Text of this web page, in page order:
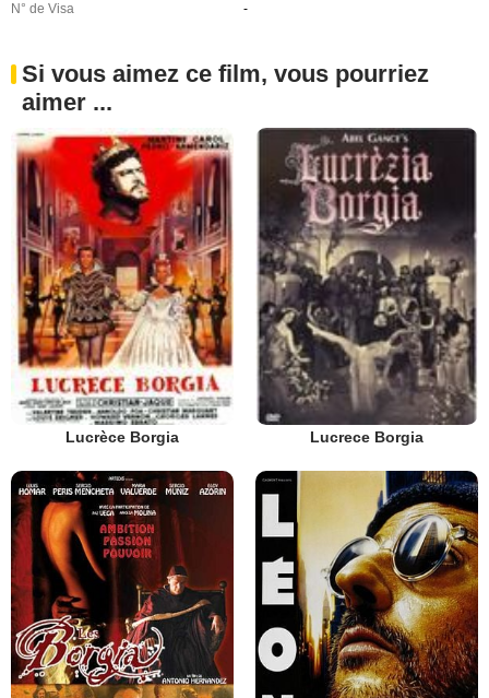
N° de Visa
-
Si vous aimez ce film, vous pourriez
aimer ...
Lucrèce Borgia Lucrece Borgia